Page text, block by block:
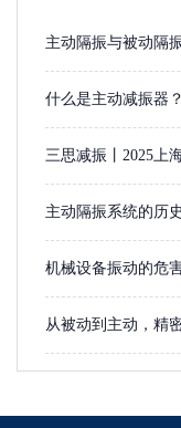
主动隔振与被动隔
选型逻辑
什么是主动减振器
三思减振丨2025上
主动隔振系统的历
机械设备振动的危
从被动到主动，精